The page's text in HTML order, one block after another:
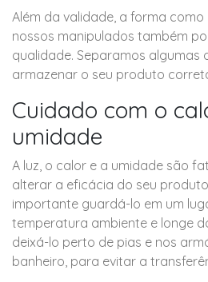
Além da validade, a forma
nossos manipulados também
qualidade. Separamos algumas
armazenar o seu produto
Cuidado com o
umidade
A luz, o calor e a umidade são
alterar a eficácia do seu
importante guardá-lo em um
temperatura ambiente e longe
deixá-lo perto de pias e nos
banheiro, para evitar a